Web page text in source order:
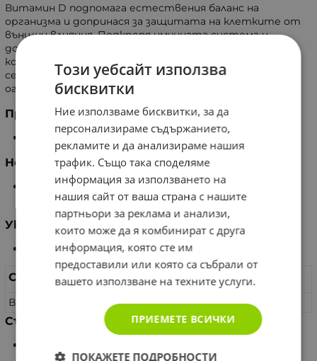
Витамин D подпомага естествения баланс на
организма и допринася за защитата на клетките от
външни влияния. Подкрепя имунната система и
допринася за доброто състояние на зъбите и
костите. Особено предпочитан през есенно-зимния
сезон, когато излагането на слънчева светлина е
ограничено.
Предназначение
Поддържа здрави костите и зъбите.
Не съдържа
Глутен, аспартам, лактоза, алергени, изкуствени
оцветители и консерванти.
Указание за употреба
По 1 капсула през ден.
Съставки за 1 капсула
Витамин D3 (Холекалциферол) 50 µg (2000 IU)
Съхранение
източници на светлина и топлина.
Този уебсайт използва
бисквитки
Ние използваме бисквитки, за да
персонализираме съдържанието,
рекламите и да анализираме нашия
трафик. Също така споделяме
информация за използването на
нашия сайт от ваша страна с нашите
партньори за реклама и анализи,
които може да я комбинират с друга
информация, която сте им
предоставили или която са събрали от
вашето използване на техните услуги.
ПРИЕМЕТЕ ВСИЧКИ
ПОКАЖЕТЕ ПОДРОБНОСТИ